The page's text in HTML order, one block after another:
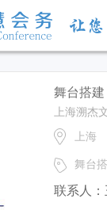
舞台搭
上海溯杰
上海
舞台
联系人